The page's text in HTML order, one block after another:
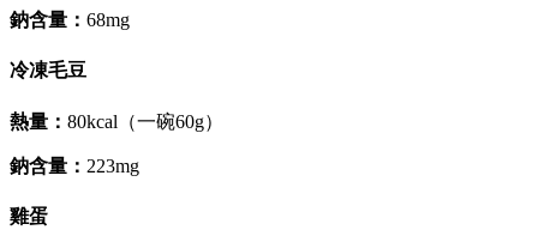
鈉含量： 68mg
冷凍毛豆
熱量： 80kcal（一碗60g）
鈉含量： 223mg
雞蛋